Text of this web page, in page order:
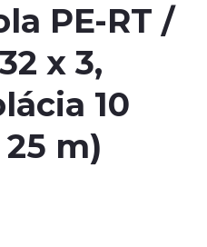
PE-RT /
x 3,
10
m)